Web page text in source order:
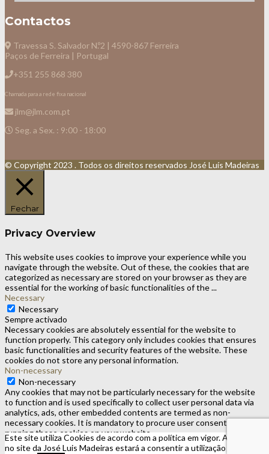
Contactos
Travessa S. Salvador N.º2 | 4590-867 Ferreira
Paços de Ferreira | Portugal
+351 255 868 380
Chamada para a rede fixa nacional
jlm@jlm.com.pt
Seg. a Sex. : 9:00 - 18:00
© Copyright 2023 . Todos os direitos reservados José Luís Madeiras
Este site utiliza Cookies de acordo com a política em vigor. Ao navegar
no site da José Luis Madeiras estará a consentir a utilização dos
Fechar
Privacy Overview
This website uses cookies to improve your experience while you
navigate through the website. Out of these, the cookies that are
categorized as necessary are stored on your browser as they are
essential for the working of basic functionalities of the...
Necessary
Necessary
Sempre activado
Necessary cookies are absolutely essential for the website to
function properly. This category only includes cookies that ensures
basic functionalities and security features of the website. These
cookies do not store any personal information.
Non-necessary
Non-necessary
Any cookies that may not be particularly necessary for the website
to function and is used specifically to collect user personal data via
analytics, ads, other embedded contents are termed as non-
necessary cookies. It is mandatory to procure user consent prior to
running these cookies on your website.
GUARDAR E ACEITAR